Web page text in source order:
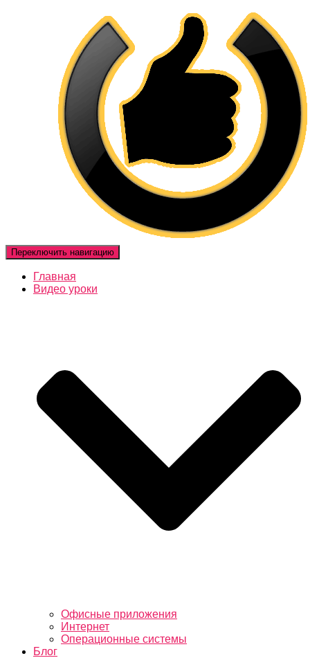
Переключить навигацию
Главная
Видео уроки
Офисные приложения
Интернет
Операционные системы
Блог